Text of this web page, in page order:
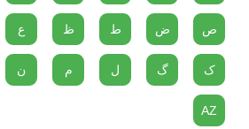
ص ض ط ظ ع
ک گ ل م ن
AZ